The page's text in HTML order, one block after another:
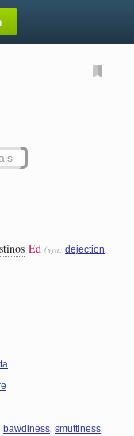
Ed (syn: dejection
bawdiness smuttiness